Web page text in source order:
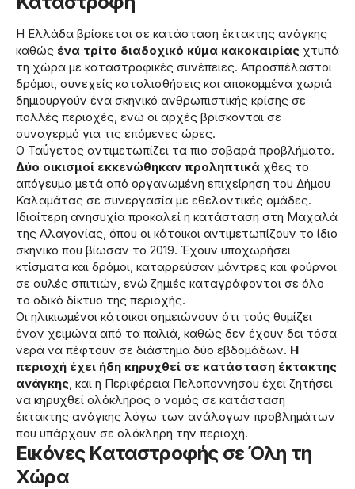
Η Ελλάδα βρίσκεται σε κατάσταση έκτακτης ανάγκης
καθώς ένα τρίτο διαδοχικό κύμα κακοκαιρίας χτυπά
τη χώρα με καταστροφικές συνέπειες. Απροσπέλαστοι
δρόμοι, συνεχείς κατολισθήσεις και αποκομμένα χωριά
δημιουργούν ένα σκηνικό ανθρωπιστικής κρίσης σε
πολλές περιοχές, ενώ οι αρχές βρίσκονται σε
συναγερμό για τις επόμενες ώρες.
Ο Ταΰγετος αντιμετωπίζει τα πιο σοβαρά προβλήματα.
Δύο οικισμοί εκκενώθηκαν προληπτικά χθες το
απόγευμα μετά από οργανωμένη επιχείρηση του Δήμου
Καλαμάτας σε συνεργασία με εθελοντικές ομάδες.
Ιδιαίτερη ανησυχία προκαλεί η κατάσταση στη Μαχαλά
της Αλαγονίας, όπου οι κάτοικοι αντιμετωπίζουν το ίδιο
σκηνικό που βίωσαν το 2019. Έχουν υποχωρήσει
κτίσματα και δρόμοι, καταρρεύσαν μάντρες και φούρνοι
σε αυλές σπιτιών, ενώ ζημιές καταγράφονται σε όλο
το οδικό δίκτυο της περιοχής.
Οι ηλικιωμένοι κάτοικοι σημειώνουν ότι τούς θυμίζει
έναν χειμώνα από τα παλιά, καθώς δεν έχουν δει τόσα
νερά να πέφτουν σε διάστημα δύο εβδομάδων. Η
περιοχή έχει ήδη κηρυχθεί σε κατάσταση έκτακτης
ανάγκης, και η Περιφέρεια Πελοποννήσου έχει ζητήσει
να κηρυχθεί ολόκληρος ο νομός σε κατάσταση
έκτακτης ανάγκης λόγω των ανάλογων προβλημάτων
που υπάρχουν σε ολόκληρη την περιοχή.
Εικόνες Καταστροφής σε Όλη τη
Χώρα